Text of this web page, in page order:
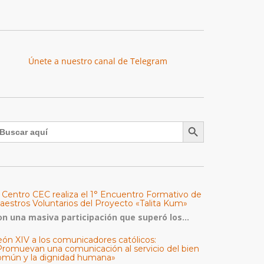
Únete a nuestro canal de Telegram
Botón de búsqueda
Centro CEC realiza el 1° Encuentro Formativo de
Voluntarios del Proyecto «Talita Kum»
una masiva participación que superó los...
XIV a los comunicadores católicos:
una comunicación al servicio del bien
y la dignidad humana»